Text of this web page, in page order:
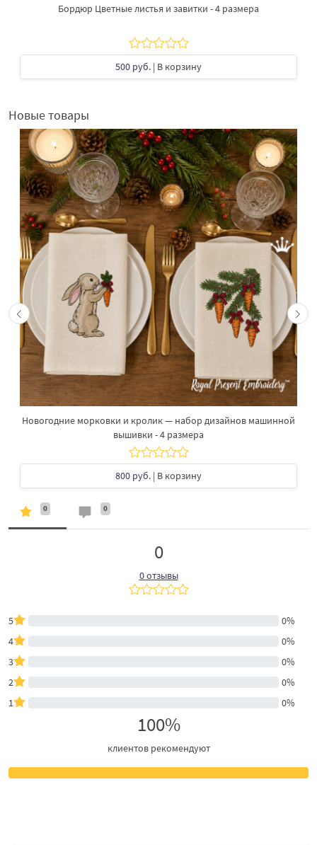
Бордюр Цветные листья и завитки - 4 размера
500 руб. | В корзину
Новые товары
Новогодние морковки и кролик — набор дизайнов машинной
вышивки - 4 размера
800 руб. | В корзину
0 0
0
0 отзывы
5
0%
4
0%
3
0%
2
0%
1
0%
100%
клиентов рекомендуют